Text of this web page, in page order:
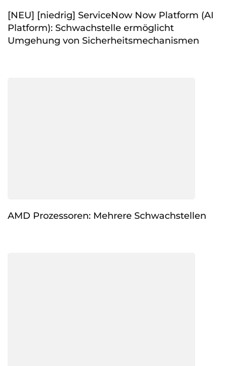
[NEU] [niedrig] ServiceNow Now Platform (AI
Platform): Schwachstelle ermöglicht
Umgehung von Sicherheitsmechanismen
AMD Prozessoren: Mehrere Schwachstellen